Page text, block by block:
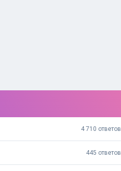
4 710 ответов
445 ответов